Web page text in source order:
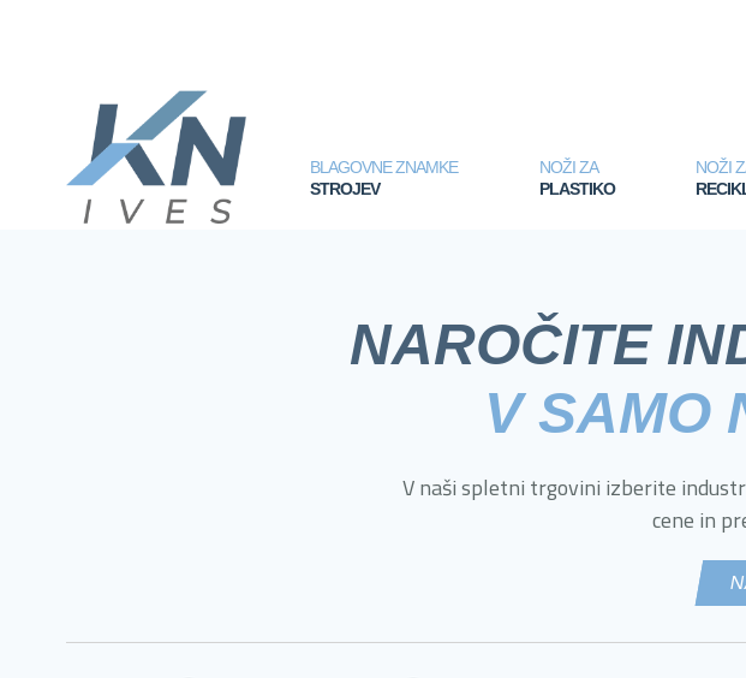
BLAGOVNE ZNAMKE
STROJEV
NOŽI ZA
PLASTIKO
NOŽI
NAROČITE
V SAMO
V naši spletni trgovini izberite
cene in